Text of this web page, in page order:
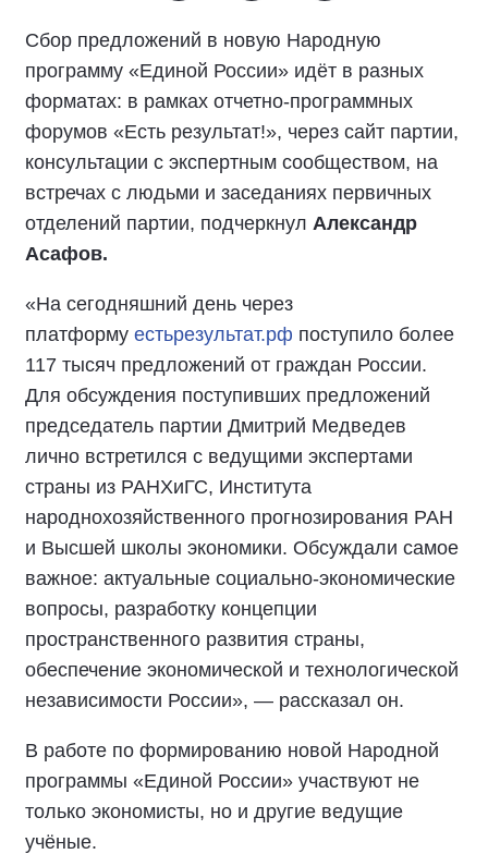
Сбор предложений в новую Народную
программу «Единой России» идёт в разных
форматах: в рамках отчетно-программных
форумов «Есть результат!», через сайт партии,
консультации с экспертным сообществом, на
встречах с людьми и заседаниях первичных
отделений партии, подчеркнул Александр
Асафов.
«На сегодняшний день через
платформу естьрезультат.рф поступило более
117 тысяч предложений от граждан России.
Для обсуждения поступивших предложений
председатель партии Дмитрий Медведев
лично встретился с ведущими экспертами
страны из РАНХиГС, Института
народнохозяйственного прогнозирования РАН
и Высшей школы экономики. Обсуждали самое
важное: актуальные социально-экономические
вопросы, разработку концепции
пространственного развития страны,
обеспечение экономической и технологической
независимости России», — рассказал он.
В работе по формированию новой Народной
программы «Единой России» участвуют не
только экономисты, но и другие ведущие
учёные.